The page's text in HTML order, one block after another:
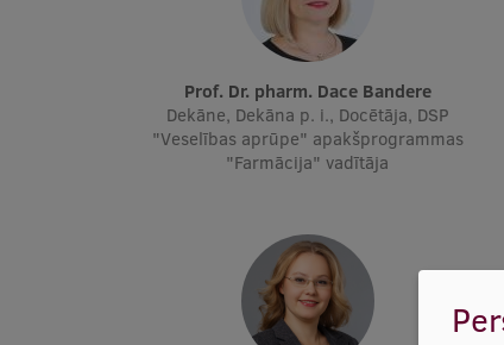
Prof. Dr. pharm. Dace Bandere
Dekāne, Dekāna p. i., Docētāja, DSP
"Veselības aprūpe" apakšprogrammas
"Farmācija" vadītāja